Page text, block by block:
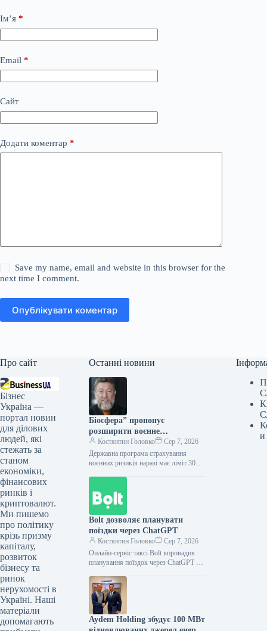
Ім’я *
Email *
Сайт
Додати коментар *
Save my name, email and website in this browser for the
next time I comment.
Опублікувати коментар
Про сайт
Бізнес
Україна —
портал новин
для ділових
людей, які
стежать за
станом
економіки,
фінансових
ринків і
криптовалют.
Ми пишемо
про політику
крізь призму
капіталу,
розвиток
бізнесу та
ринок
нерухомості в
Україні. Наші
матеріали
допомагають
Останні новини
Біосфера” пропонує
розширити воєнне
страхування та ввести
мораторій на перевірки
Костянтин Головко
Сер 7, 2026
Державна програма страхування
воєнних ризиків наразі має ліміт 30
Bolt дозволяє планувати
поїздки через ChatGPT
Костянтин Головко
Сер 7, 2026
Онлайн-сервіс таксі Bolt впровадив
планування поїздок через ChatGPT у
зокрема й в Україні. Відтепер
користувачі…
Aydem Holding збудує 100 МВт
и